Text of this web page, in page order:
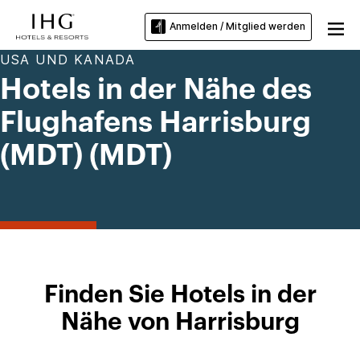
Anmelden / Mitglied werden
USA UND KANADA
Hotels in der Nähe des
Flughafens Harrisburg
(MDT) (MDT)
Finden Sie Hotels in der
Nähe von Harrisburg